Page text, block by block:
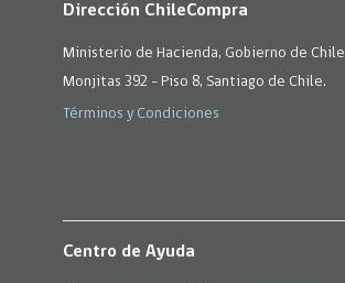
Dirección ChileCompra
Ministerio de Hacienda, Gobierno de Chile
Monjitas 392 - Piso 8, Santiago de Chile.
Términos y Condiciones
Centro de Ayuda